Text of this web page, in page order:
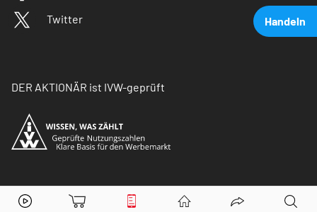
Handeln
Evotec Aktie jetzt handeln?
Twitter
DER AKTIONÄR ist IVW-geprüft